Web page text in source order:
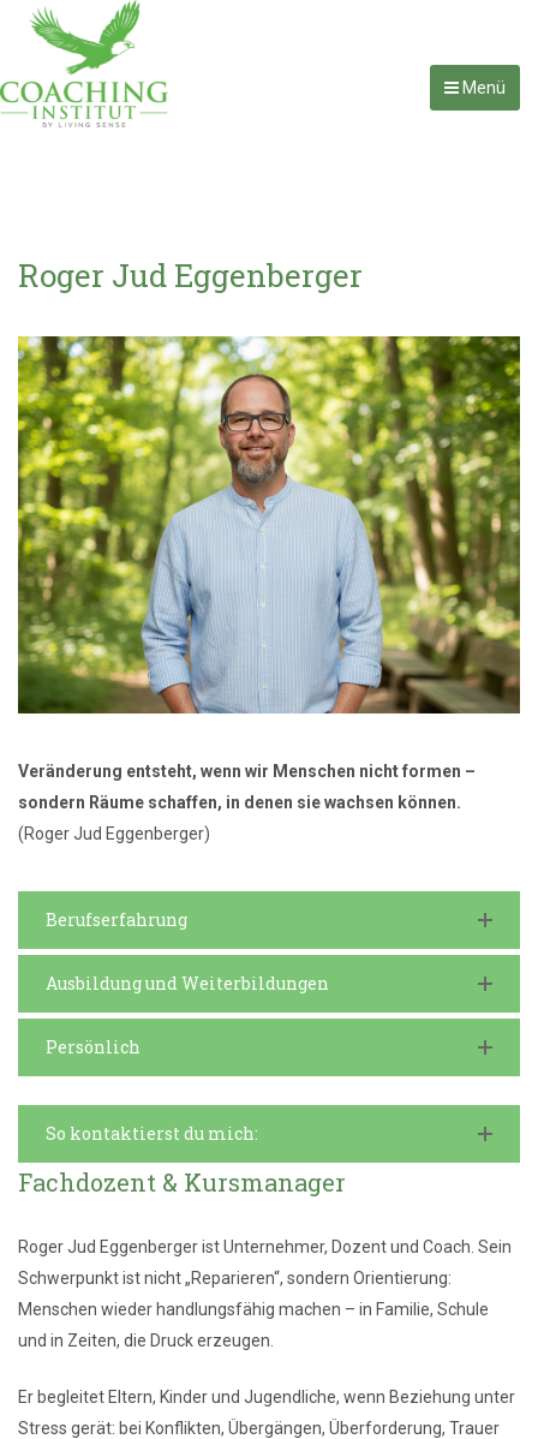
Menü
Roger Jud Eggenberger
Veränderung entsteht, wenn wir Menschen nicht formen –
sondern Räume schaffen, in denen sie wachsen können.
(Roger Jud Eggenberger)
Berufserfahrung
Ausbildung und Weiterbildungen
Persönlich
So kontaktierst du mich:
Fachdozent & Kursmanager
Roger Jud Eggenberger ist Unternehmer, Dozent und Coach. Sein
Schwerpunkt ist nicht „Reparieren“, sondern Orientierung:
Menschen wieder handlungsfähig machen – in Familie, Schule
und in Zeiten, die Druck erzeugen.
Er begleitet Eltern, Kinder und Jugendliche, wenn Beziehung unter
Stress gerät: bei Konflikten, Übergängen, Überforderung, Trauer